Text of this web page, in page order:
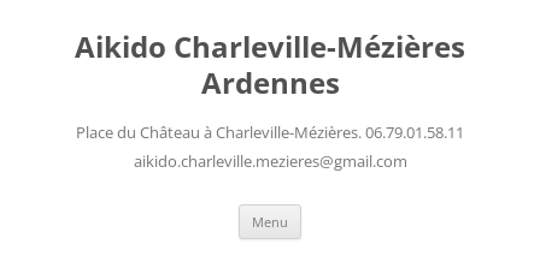
contenuAikido Charleville-Mézières
Ardennes
Place du Château à Charleville-Mézières. 06.79.01.58.11
aikido.charleville.mezieres@gmail.com
Menu